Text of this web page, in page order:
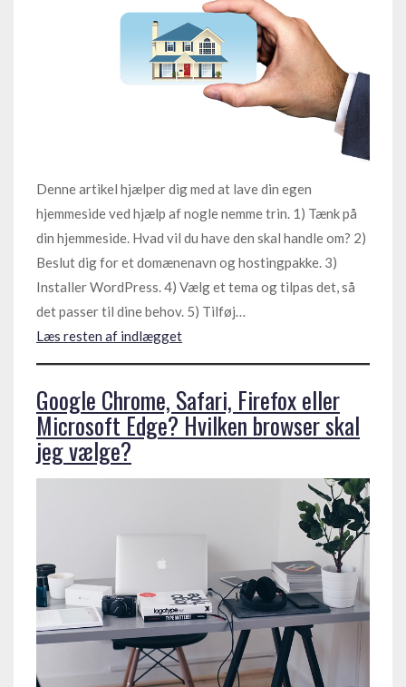
Denne artikel hjælper dig med at lave din egen
hjemmeside ved hjælp af nogle nemme trin. 1) Tænk på
din hjemmeside. Hvad vil du have den skal handle om? 2)
Beslut dig for et domænenavn og hostingpakke. 3)
Installer WordPress. 4) Vælg et tema og tilpas det, så
det passer til dine behov. 5) Tilføj…
Læs resten af indlægget
Google Chrome, Safari, Firefox eller
Microsoft Edge? Hvilken browser skal
jeg vælge?